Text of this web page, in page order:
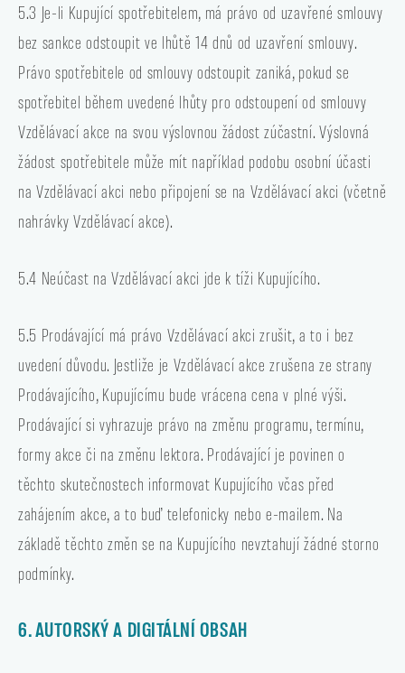
5.3 Je-li Kupující spotřebitelem, má právo od uzavřené smlouvy
bez sankce odstoupit ve lhůtě 14 dnů od uzavření smlouvy.
Právo spotřebitele od smlouvy odstoupit zaniká, pokud se
spotřebitel během uvedené lhůty pro odstoupení od smlouvy
Vzdělávací akce na svou výslovnou žádost zúčastní. Výslovná
žádost spotřebitele může mít například podobu osobní účasti
na Vzdělávací akci nebo připojení se na Vzdělávací akci (včetně
nahrávky Vzdělávací akce).
5.4 Neúčast na Vzdělávací akci jde k tíži Kupujícího.
5.5 Prodávající má právo Vzdělávací akci zrušit, a to i bez
uvedení důvodu. Jestliže je Vzdělávací akce zrušena ze strany
Prodávajícího, Kupujícímu bude vrácena cena v plné výši.
Prodávající si vyhrazuje právo na změnu programu, termínu,
formy akce či na změnu lektora. Prodávající je povinen o
těchto skutečnostech informovat Kupujícího včas před
zahájením akce, a to buď telefonicky nebo e-mailem. Na
základě těchto změn se na Kupujícího nevztahují žádné storno
podmínky.
6. AUTORSKÝ A DIGITÁLNÍ OBSAH